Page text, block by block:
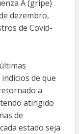
A (gripe)
dezembro,
de Covid-
de que
a
atingido
de
estado seja